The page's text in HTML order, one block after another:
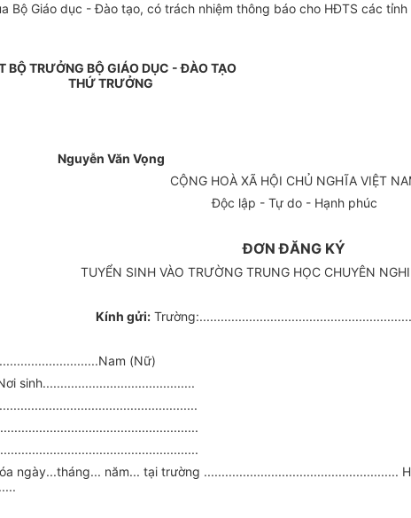
Bộ Giáo dục - Đào tạo, có trách nhiệm thông báo cho HĐTS các
BỘ TRƯỞNG BỘ GIÁO DỤC - ĐÀO TẠO
THỨ TRƯỞNG
Nguyễn Văn Vọng
CỘNG HOÀ XÃ HỘI CHỦ NGHĨA VIỆT
Độc lập - Tự do - Hạnh phúc
ĐƠN ĐĂNG KÝ
TUYỂN SINH VÀO TRƯỜNG TRUNG HỌC CHUYÊN
Kính gửi:
(Nữ)
sinh...........................................
ngày...tháng... năm... tại trường .......................................................